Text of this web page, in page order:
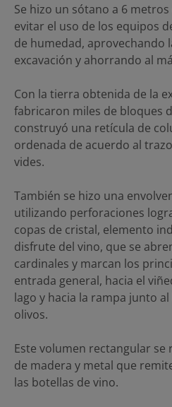
Se hizo un sótano a 6
evitar el uso de los equipos
de humedad, aprovechando
excavación y ahorrando al
Con la tierra obtenida de la
fabricaron miles de bloques
construyó una retícula de
ordenada de acuerdo al
vides.
También se hizo una
utilizando perforaciones
copas de cristal, elemento
disfrute del vino, que se
cardinales y marcan los
entrada general, hacia el
lago y hacia la rampa junto
olivos.
Este volumen rectangular se
de madera y metal que
las botellas de vino.